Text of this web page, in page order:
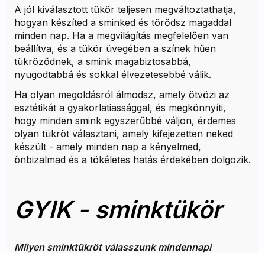
A jól kiválasztott tükör teljesen megváltoztathatja,
hogyan készíted a sminked és törődsz magaddal
minden nap. Ha a megvilágítás megfelelően van
beállítva, és a tükör üvegében a színek hűen
tükröződnek, a smink magabiztosabbá,
nyugodtabbá és sokkal élvezetesebbé válik.
Ha olyan megoldásról álmodsz, amely ötvözi az
esztétikát a gyakorlatiassággal, és megkönnyíti,
hogy minden smink egyszerűbbé váljon, érdemes
olyan tükröt választani, amely kifejezetten neked
készült - amely minden nap a kényelmed,
önbizalmad és a tökéletes hatás érdekében dolgozik.
GYIK - sminktükör
Milyen sminktükröt válasszunk mindennapi